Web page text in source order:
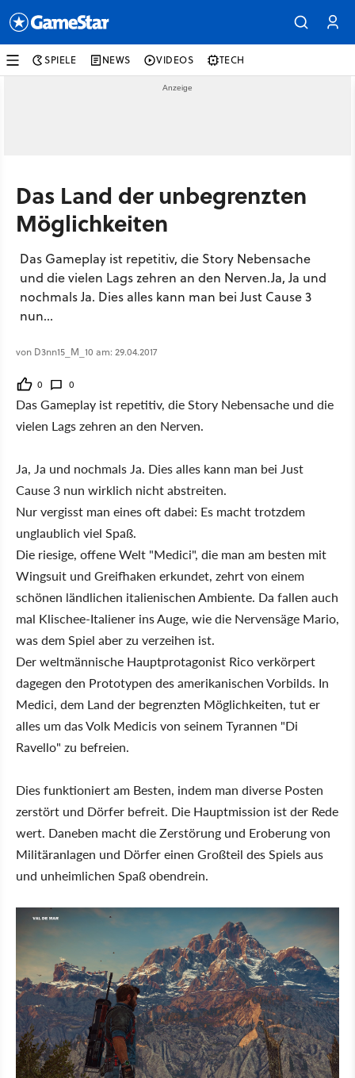
SPIELE NEWS VIDEOS TECH
Das Land der unbegrenzten
Möglichkeiten
Das Gameplay ist repetitiv, die Story Nebensache
und die vielen Lags zehren an den Nerven.Ja, Ja und
nochmals Ja. Dies alles kann man bei Just Cause 3
nun...
von D3nn15_M_10 am: 29.04.2017
0 0
Das Gameplay ist repetitiv, die Story Nebensache und die
vielen Lags zehren an den Nerven.
Ja, Ja und nochmals Ja. Dies alles kann man bei Just
Cause 3 nun wirklich nicht abstreiten.
Nur vergisst man eines oft dabei: Es macht trotzdem
unglaublich viel Spaß.
Die riesige, offene Welt "Medici", die man am besten mit
Wingsuit und Greifhaken erkundet, zehrt von einem
schönen ländlichen italienischen Ambiente. Da fallen auch
mal Klischee-Italiener ins Auge, wie die Nervensäge Mario,
was dem Spiel aber zu verzeihen ist.
Der weltmännische Hauptprotagonist Rico verkörpert
dagegen den Prototypen des amerikanischen Vorbilds. In
Medici, dem Land der begrenzten Möglichkeiten, tut er
alles um das Volk Medicis von seinem Tyrannen "Di
Ravello" zu befreien.
Dies funktioniert am Besten, indem man diverse Posten
zerstört und Dörfer befreit. Die Hauptmission ist der Rede
wert. Daneben macht die Zerstörung und Eroberung von
Militäranlagen und Dörfer einen Großteil des Spiels aus
und unheimlichen Spaß obendrein.